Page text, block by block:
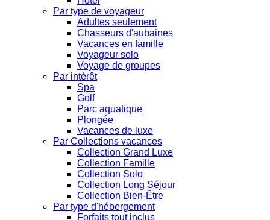
Par type de voyageur
Adultes seulement
Chasseurs d'aubaines
Vacances en famille
Voyageur solo
Voyage de groupes
Par intérêt
Spa
Golf
Parc aquatique
Plongée
Vacances de luxe
Par Collections vacances
Collection Grand Luxe
Collection Famille
Collection Solo
Collection Long Séjour
Collection Bien-Être
Par type d'hébergement
Forfaits tout inclus